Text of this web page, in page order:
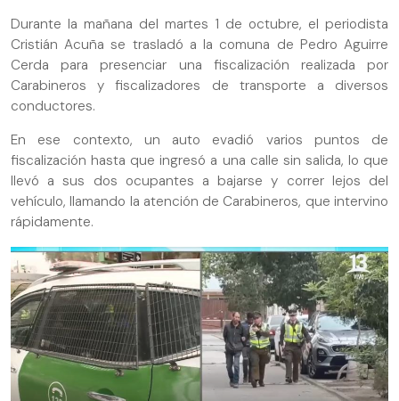
Durante la mañana del martes 1 de octubre, el periodista
Cristián Acuña se trasladó a la comuna de Pedro Aguirre
Cerda para presenciar una fiscalización realizada por
Carabineros y fiscalizadores de transporte a diversos
conductores.
En ese contexto, un auto evadió varios puntos de
fiscalización hasta que ingresó a una calle sin salida, lo que
llevó a sus dos ocupantes a bajarse y correr lejos del
vehículo, llamando la atención de Carabineros, que intervino
rápidamente.